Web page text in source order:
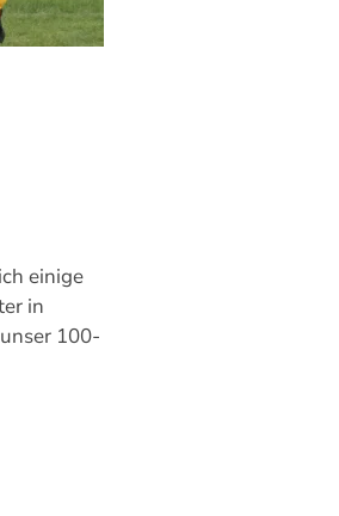
einige
in
100-